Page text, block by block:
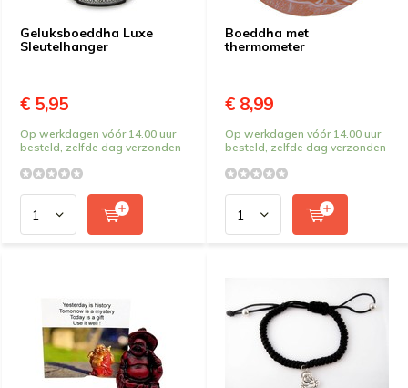
Geluksboeddha Luxe
Sleutelhanger
€ 5,95
Op werkdagen vóór 14.00 uur
besteld, zelfde dag verzonden
Boeddha met
thermometer
€ 8,99
Op werkdagen vóór 14.00 uur
besteld, zelfde dag verzonden